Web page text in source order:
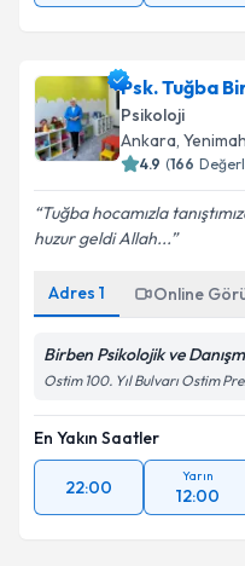
Psk. Tuğba
Psikoloji
Ankara,
4.9 (166
Tuğba hocamızla
huzur geldi Allah...
Adres 1 Online
Birben Psikolojik ve
Ostim 100. Yıl Bulvarı Ostim
En Yakın Saatler
22:00
Yarın
12:00